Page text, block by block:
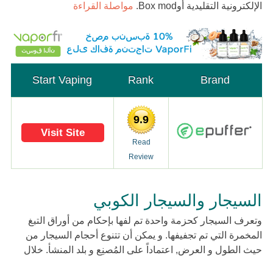
الإلكترونية التقليدية أوBox mod.
مواصلة القراءة
Brand
Rank
Start Vaping
9.9
Read
Review
Visit Site
السيجار والسيجار الكوبي
وتعرف السيجار كحزمة واحدة تم لفها بإحكام من أوراق التبغ
المخمرة التي تم تجفيفها. و يمكن أن تتنوع أحجام السيجار من
حيث الطول و العرض, اعتماداً على المُصنِع و بلد المنشأ. خلال